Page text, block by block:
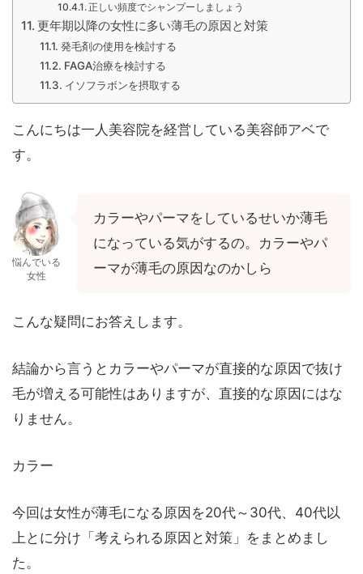
正しい頻度でシャンプーしましょう
更年期以降の女性に多い薄毛の原因と対策
発毛剤の使用を検討する
FAGA治療を検討する
イソフラボンを摂取する
こんにちは一人美容院を経営している美容師アベで
す。
悩んでいる
女性
カラーやパーマをしているせいか薄毛
になっている気がするの。カラーやパ
ーマが薄毛の原因なのかしら
こんな疑問にお答えします。
結論から言うとカラーやパーマが直接的な原因で抜け
毛が増える可能性はありますが、直接的な原因にはな
りません。
カラー
今回は女性が薄毛になる原因を20代～30代、40代以
上とに分け「考えられる原因と対策」をまとめまし
た。